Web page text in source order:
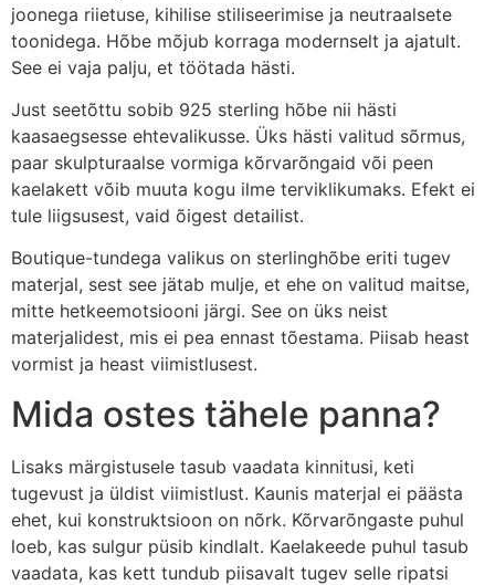
joonega riietuse, kihilise stiliseerimise ja neutraalsete
toonidega. Hõbe mõjub korraga modernselt ja ajatult.
See ei vaja palju, et töötada hästi.
Just seetõttu sobib 925 sterling hõbe nii hästi
kaasaegsesse ehtevalikusse. Üks hästi valitud sõrmus,
paar skulpturaalse vormiga kõrvarõngaid või peen
kaelakett võib muuta kogu ilme terviklikumaks. Efekt ei
tule liigsusest, vaid õigest detailist.
Boutique-tundega valikus on sterlinghõbe eriti tugev
materjal, sest see jätab mulje, et ehe on valitud maitse,
mitte hetkeemotsiooni järgi. See on üks neist
materjalidest, mis ei pea ennast tõestama. Piisab heast
vormist ja heast viimistlusest.
Mida ostes tähele panna?
Lisaks märgistusele tasub vaadata kinnitusi, keti
tugevust ja üldist viimistlust. Kaunis materjal ei päästa
ehet, kui konstruktsioon on nõrk. Kõrvarõngaste puhul
loeb, kas sulgur püsib kindlalt. Kaelakeede puhul tasub
vaadata, kas kett tundub piisavalt tugev selle ripatsi